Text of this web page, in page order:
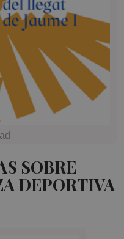
SOBRE
DEPORTIVA